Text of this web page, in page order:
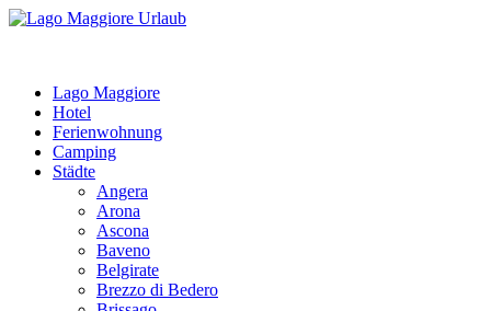
Lago Maggiore
Hotel
Ferienwohnung
Camping
Städte
Angera
Arona
Ascona
Baveno
Belgirate
Brezzo di Bedero